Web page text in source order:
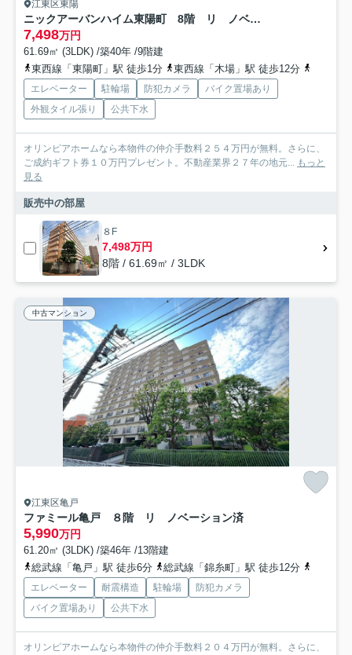
江東区東陽
ニックアーバンハイム東陽町 8階 リ ノベーション
7,498万円
61.69㎡ (3LDK) /築40年 /9階建
東西線「東陽町」駅 徒歩1分
東西線「木場」駅 徒歩12分
エレベーター 駐輪場 防犯カメラ
バイク置場あり
外観タイル張り
公共下水
オリンピアホームなら本物件の仲介手数料２５４万円が無料。さらに、
ご成約ギフト券１０万円プレゼント。不動産業界２７年の地元... もっと
見る
販売中の部屋
８F
7,498万円
8階 / 61.69㎡ / 3LDK
中古マンション
江東区亀戸
ファミール亀戸 ８階 リ ノベーション済
5,990万円
61.20㎡ (3LDK) /築46年 /13階建
総武線「亀戸」駅 徒歩6分
総武線「錦糸町」駅 徒歩12分
エレベーター 耐震構造 駐輪場
防犯カメラ
バイク置場あり
公共下水
オリンピアホームなら本物件の仲介手数料２０４万円が無料。さらに、